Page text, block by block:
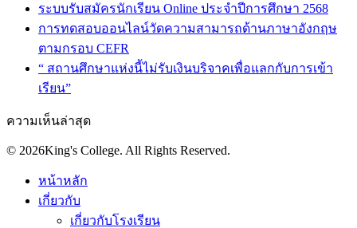
ระบบรับสมัครนักเรียน Online ประจำปีการศึกษา 2568
การทดสอบออนไลน์วัดความสามารถด้านภาษาอังกฤษ
ตามกรอบ CEFR
“ สถานศึกษาแห่งนี้ไม่รับเงินบริจาคเพื่อแลกกับการเข้า
เรียน”
ความเห็นล่าสุด
© 2026King's College. All Rights Reserved.
หน้าหลัก
เกี่ยวกับ
เกี่ยวกับโรงเรียน